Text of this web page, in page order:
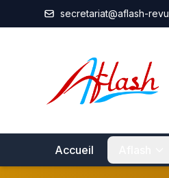
Aller au contenu principal
secretariat@aflash-
Accueil